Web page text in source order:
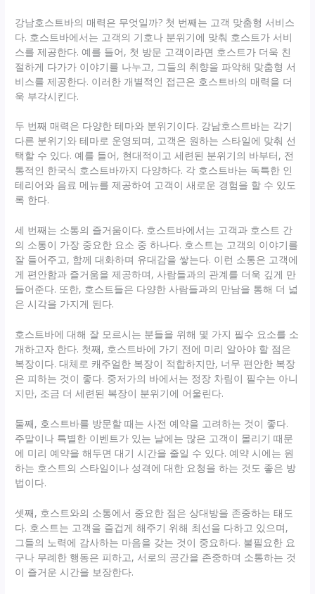
강남호스트바의 매력은 무엇일까? 첫 번째는 고객 맞춤형 서비스
다. 호스트바에서는 고객의 기호나 분위기에 맞춰 호스트가 서비
스를 제공한다. 예를 들어, 첫 방문 고객이라면 호스트가 더욱 친
절하게 다가가 이야기를 나누고, 그들의 취향을 파악해 맞춤형 서
비스를 제공한다. 이러한 개별적인 접근은 호스트바의 매력을 더
욱 부각시킨다.
두 번째 매력은 다양한 테마와 분위기이다. 강남호스트바는 각기
다른 분위기와 테마로 운영되며, 고객은 원하는 스타일에 맞춰 선
택할 수 있다. 예를 들어, 현대적이고 세련된 분위기의 바부터, 전
통적인 한국식 호스트바까지 다양하다. 각 호스트바는 독특한 인
테리어와 음료 메뉴를 제공하여 고객이 새로운 경험을 할 수 있도
록 한다.
세 번째는 소통의 즐거움이다. 호스트바에서는 고객과 호스트 간
의 소통이 가장 중요한 요소 중 하나다. 호스트는 고객의 이야기를
잘 들어주고, 함께 대화하며 유대감을 쌓는다. 이런 소통은 고객에
게 편안함과 즐거움을 제공하며, 사람들과의 관계를 더욱 깊게 만
들어준다. 또한, 호스트들은 다양한 사람들과의 만남을 통해 더 넓
은 시각을 가지게 된다.
호스트바에 대해 잘 모르시는 분들을 위해 몇 가지 필수 요소를 소
개하고자 한다. 첫째, 호스트바에 가기 전에 미리 알아야 할 점은
복장이다. 대체로 캐주얼한 복장이 적합하지만, 너무 편안한 복장
은 피하는 것이 좋다. 중저가의 바에서는 정장 차림이 필수는 아니
지만, 조금 더 세련된 복장이 분위기에 어울린다.
둘째, 호스트바를 방문할 때는 사전 예약을 고려하는 것이 좋다.
주말이나 특별한 이벤트가 있는 날에는 많은 고객이 몰리기 때문
에 미리 예약을 해두면 대기 시간을 줄일 수 있다. 예약 시에는 원
하는 호스트의 스타일이나 성격에 대한 요청을 하는 것도 좋은 방
법이다.
셋째, 호스트와의 소통에서 중요한 점은 상대방을 존중하는 태도
다. 호스트는 고객을 즐겁게 해주기 위해 최선을 다하고 있으며,
그들의 노력에 감사하는 마음을 갖는 것이 중요하다. 불필요한 요
구나 무례한 행동은 피하고, 서로의 공간을 존중하며 소통하는 것
이 즐거운 시간을 보장한다.